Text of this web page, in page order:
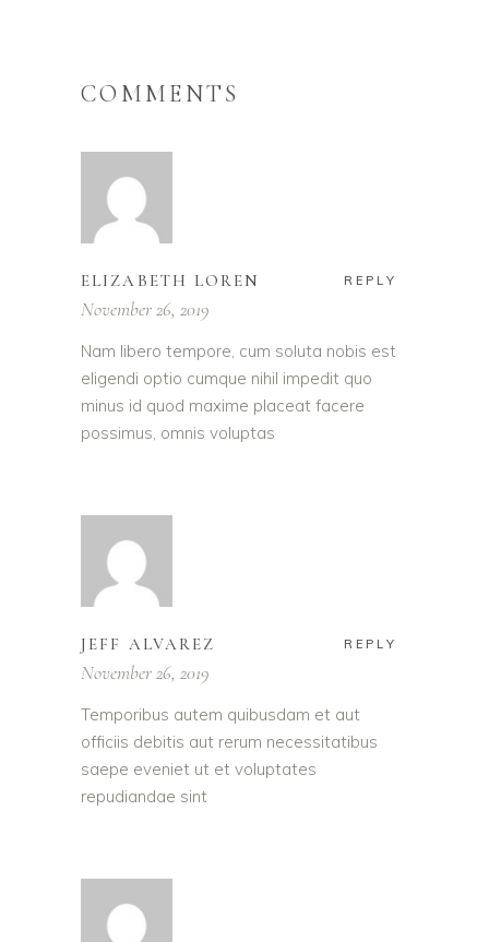
COMMENTS
ELIZABETH LOREN REPLY
November 26, 2019
Nam libero tempore, cum soluta nobis est
eligendi optio cumque nihil impedit quo
minus id quod maxime placeat facere
possimus, omnis voluptas
JEFF ALVAREZ REPLY
November 26, 2019
Temporibus autem quibusdam et aut
officiis debitis aut rerum necessitatibus
saepe eveniet ut et voluptates
repudiandae sint